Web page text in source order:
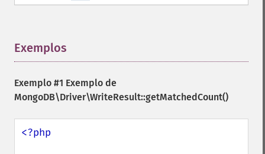
Exemplos
Exemplo #1 Exemplo de
MongoDB\Driver\WriteResult::getMatchedCount()
<?php